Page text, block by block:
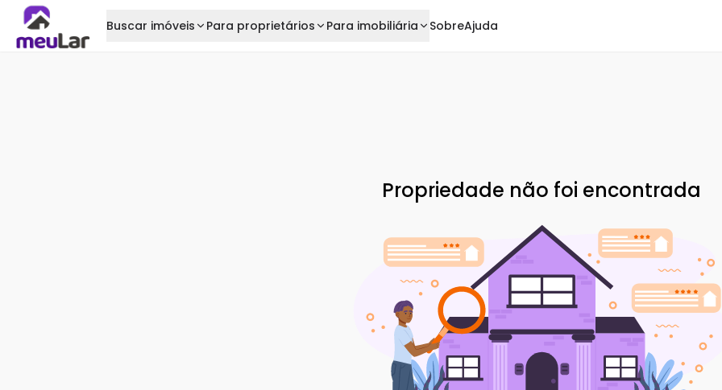
Buscar imóveis Para proprietários Para imobiliária SobreAjuda
Propriedade não foi encontrada